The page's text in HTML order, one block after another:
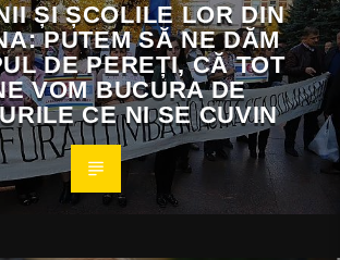
ȘI ȘCOLILE LOR DIN
PUTEM SĂ NE DĂM
DE PEREȚI, CĂ TOT
VOM BUCURA DE
CE NI SE CUVIN